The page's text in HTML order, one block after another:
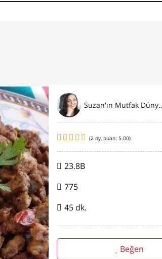
Suzan'ın
(2 oy, puan: 5.00)
23.8B
775
45 dk.
Beğen